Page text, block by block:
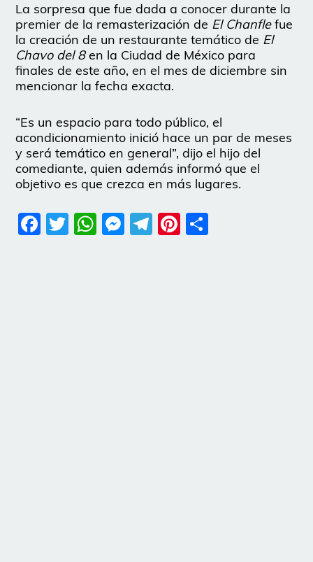
La sorpresa que fue dada a conocer durante la
premier de la remasterización de El Chanflefue
la creación de un restaurante temático de El
Chavo del 8en la Ciudad de México para
finales de este año, en el mes de diciembre sin
mencionar la fecha exacta.
“Es un espacio para todo público, el
acondicionamiento inició hace un par de meses
y será temático en general”, dijo el hijo del
comediante, quien además informó que el
objetivo es que crezca en más lugares.
Facebook
Twitter
WhatsApp
Messenger
Telegram
Pinterest